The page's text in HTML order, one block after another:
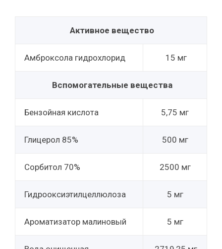
Активное вещество
Амброксола гидрохлорид 15 мг
Вспомогательные вещества
Бензойная кислота 5,75 мг
Глицерол 85% 500 мг
Сорбитол 70% 2500 мг
Гидрооксиэтилцеллюлоза 5 мг
Ароматизатор малиновый 5 мг